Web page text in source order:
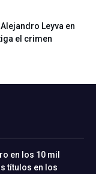
Leyva en
el crimen
en los 10 mil
títulos en los